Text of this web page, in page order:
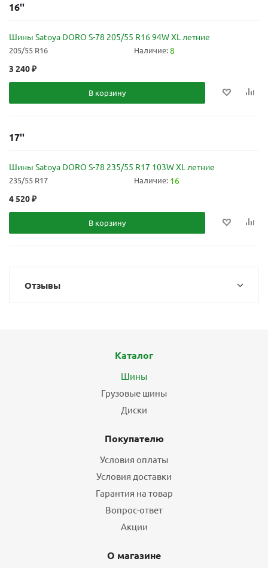
16''
Шины Satoya DORO S-78 205/55 R16 94W XL летние
205/55 R16 Наличие:8
3 240₽
В корзину
17''
Шины Satoya DORO S-78 235/55 R17 103W XL летние
235/55 R17 Наличие: 16
4 520₽
В корзину
Отзывы
Каталог
Шины
Грузовые шины
Диски
Покупателю
Условия оплаты
Условия доставки
Гарантия на товар
Вопрос-ответ
Акции
О магазине